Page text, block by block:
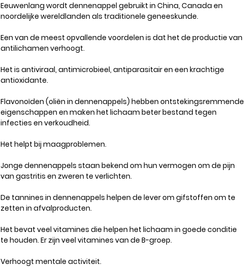
Eeuwenlang wordt dennenappel gebruikt in China, Canada en
noordelijke wereldlanden als traditionele geneeskunde.
Een van de meest opvallende voordelen is dat het de productie van
antilichamen verhoogt.
Het is antiviraal, antimicrobieel, antiparasitair en een krachtige
antioxidante.
Flavonoïden (oliën in dennenappels) hebben ontstekingsremmende
eigenschappen en maken het lichaam beter bestand tegen
infecties en verkoudheid.
Het helpt bij maagproblemen.​
Jonge dennenappels staan ​​bekend om hun vermogen om de pijn
van gastritis en zweren te verlichten.
De tannines in dennenappels helpen de lever om gifstoffen om te
zetten in afvalproducten.
Het bevat veel vitamines die helpen het lichaam in goede conditie
te houden. Er zijn veel vitamines van de B-groep.
Verhoogt mentale activiteit.